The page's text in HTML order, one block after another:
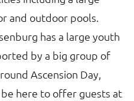
and outdoor pools.
has a large youth
by a big group of
Ascension Day,
here to offer guests at